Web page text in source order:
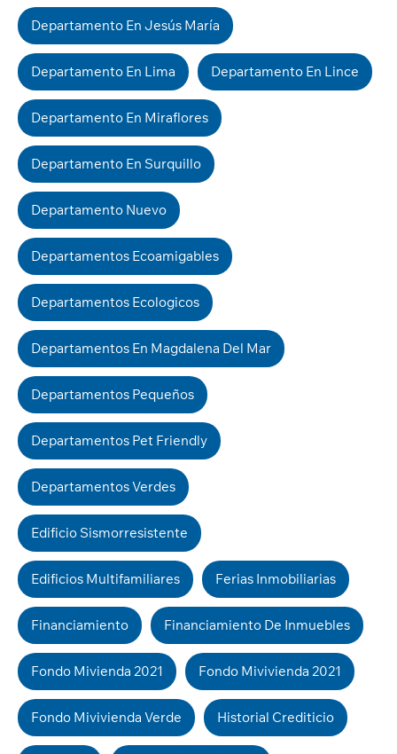
Departamento En Jesús María
Departamento En Lima Departamento En Lince
Departamento En Miraflores
Departamento En Surquillo
Departamento Nuevo
Departamentos Ecoamigables
Departamentos Ecologicos
Departamentos En Magdalena Del Mar
Departamentos Pequeños
Departamentos Pet Friendly
Departamentos Verdes
Edificio Sismorresistente
Edificios Multifamiliares Ferias Inmobiliarias
Financiamiento Financiamiento De Inmuebles
Fondo Mivienda 2021 Fondo Mivivienda 2021
Fondo Mivivienda Verde Historial Crediticio